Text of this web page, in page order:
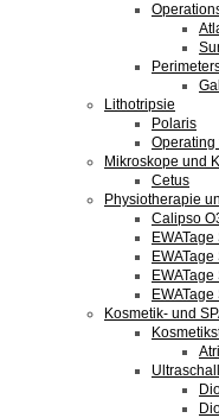
Lithotripsie
Polaris
Mikroskope und
Cetus
Physiotherapie
Calipso
EWATage
EWATage
EWATage
EWATage
Kosmetik- und